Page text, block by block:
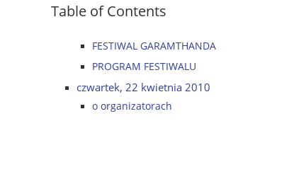
Table of Contents
FESTIWAL GARAMTHANDA
PROGRAM FESTIWALU
czwartek, 22 kwietnia 2010
o organizatorach